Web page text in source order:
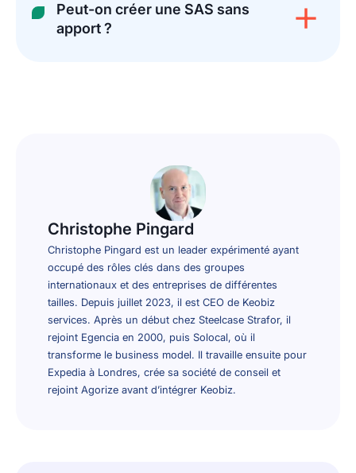
Peut-on créer une SAS sans
apport ?
Christophe Pingard
Christophe Pingard est un leader expérimenté ayant
occupé des rôles clés dans des groupes
internationaux et des entreprises de différentes
tailles. Depuis juillet 2023, il est CEO de Keobiz
services. Après un début chez Steelcase Strafor, il
rejoint Egencia en 2000, puis Solocal, où il
transforme le business model. Il travaille ensuite pour
Expedia à Londres, crée sa société de conseil et
rejoint Agorize avant d’intégrer Keobiz.